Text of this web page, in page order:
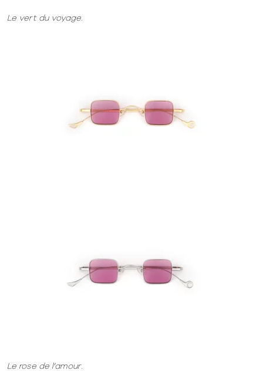
Le vert du voyage.
Le rose de l’amour.